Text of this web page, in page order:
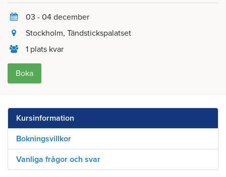
03 - 04 december
Stockholm, Tändstickspalatset
1 plats kvar
Boka
Kursinformation
Bokningsvillkor
Vanliga frågor och svar